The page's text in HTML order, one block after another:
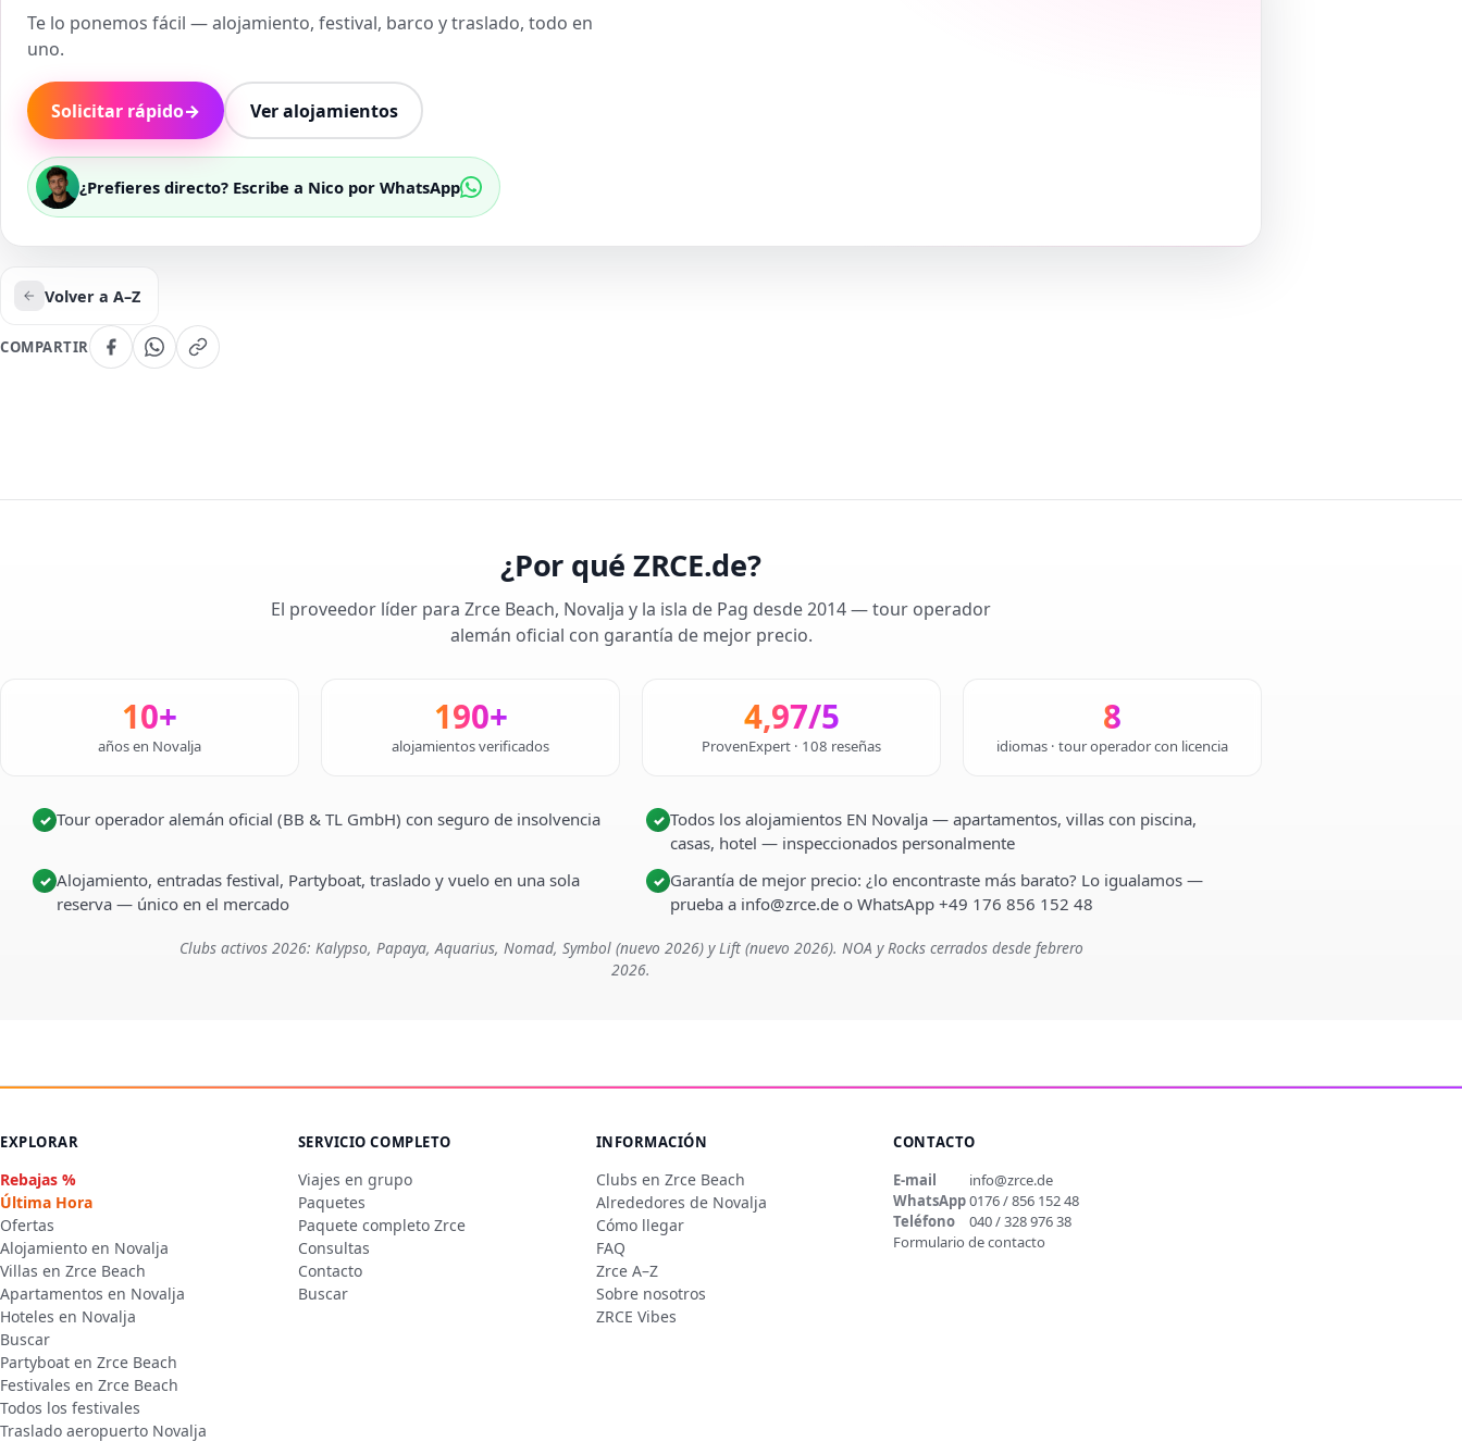
Te lo ponemos fácil — alojamiento, festival, barco y traslado, todo en
uno.
Solicitar rápido→ Ver alojamientos
¿Prefieres directo? Escribe a Nico por WhatsApp
Volver a A–Z
COMPARTIR
¿Por qué ZRCE.de?
El proveedor líder para Zrce Beach, Novalja y la isla de Pag desde 2014 — tour operador
alemán oficial con garantía de mejor precio.
10+
años en Novalja
190+
alojamientos verificados
4,97/5
ProvenExpert · 108 reseñas
8
idiomas · tour operador con licencia
✓ Tour operador alemán oficial (BB & TL GmbH) con seguro de insolvencia ✓ Todos los alojamientos EN Novalja — apartamentos, villas con piscina,
casas, hotel — inspeccionados personalmente
✓ Alojamiento, entradas festival, Partyboat, traslado y vuelo en una sola
reserva — único en el mercado
✓ Garantía de mejor precio: ¿lo encontraste más barato? Lo igualamos —
prueba a info@zrce.de o WhatsApp +49 176 856 152 48
Clubs activos 2026: Kalypso, Papaya, Aquarius, Nomad, Symbol (nuevo 2026) y Lift (nuevo 2026). NOA y Rocks cerrados desde febrero
2026.
EXPLORAR
Rebajas %
Última Hora
Ofertas
Alojamiento en Novalja
Villas en Zrce Beach
Apartamentos en Novalja
Hoteles en Novalja
Buscar
Partyboat en Zrce Beach
Festivales en Zrce Beach
Todos los festivales
Traslado aeropuerto Novalja
SERVICIO COMPLETO
Viajes en grupo
Paquetes
Paquete completo Zrce
Consultas
Contacto
Buscar
INFORMACIÓN
Clubs en Zrce Beach
Alrededores de Novalja
Cómo llegar
FAQ
Zrce A–Z
Sobre nosotros
ZRCE Vibes
CONTACTO
E-mail
info@zrce.de
WhatsApp0176 / 856 152 48
Teléfono
040 / 328 976 38
Formulario de contacto